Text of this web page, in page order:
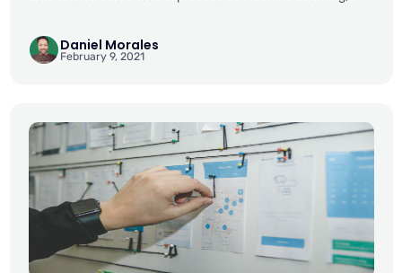
entrenamiento del modelo, el ajuste de hiperparámetros, la
predicción y el almacenamiento del modelo para su uso
compare_models() plot_model() evaluate_model()
predict_model()
Daniel Morales
February 9, 2021